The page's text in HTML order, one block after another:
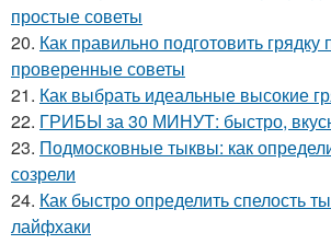
простые советы
20. Как правильно подготовить грядку
проверенные советы
21. Как выбрать идеальные высокие
22. ГРИБЫ за 30 МИНУТ: быстро,
23. Подмосковные тыквы: как
созрели
24. Как быстро определить спелость
лайфхаки